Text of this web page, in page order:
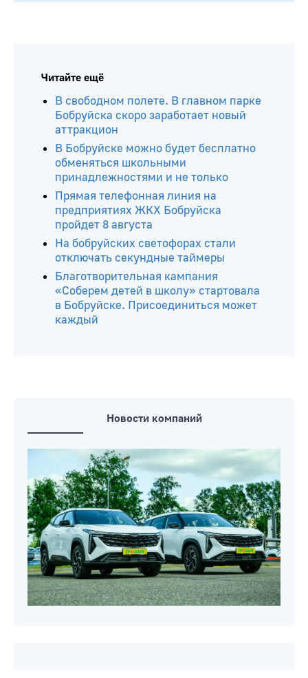
Читайте ещё
В свободном полете. В главном парке
Бобруйска скоро заработает новый
аттракцион
В Бобруйске можно будет бесплатно
обменяться школьными
принадлежностями и не только
Прямая телефонная линия на
предприятиях ЖКХ Бобруйска
пройдет 8 августа
На бобруйских светофорах стали
отключать секундные таймеры
Благотворительная кампания
«Соберем детей в школу» стартовала
в Бобруйске. Присоединиться может
каждый
Новости компаний